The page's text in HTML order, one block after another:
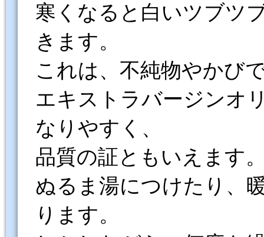
寒くなると白いツブツ
きます。
これは、不純物やかび
エキストラバージンオ
なりやすく、
品質の証ともいえます
ぬるま湯につけたり、
ります。